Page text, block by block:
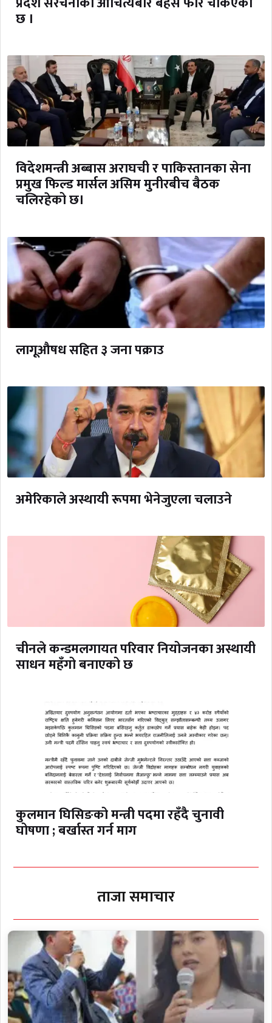
छ ।
विदेशमन्त्री अब्बास अराघची र पाकिस्तानका सेना
प्रमुख फिल्ड मार्सल असिम मुनीरबीच बैठक
चलिरहेको छ।
लागूऔषध सहित ३ जना पक्राउ
अमेरिकाले अस्थायी रूपमा भेनेजुएला चलाउने
चीनले कन्डमलगायत परिवार नियोजनका अस्थायी
साधन महँगो बनाएको छ
कुलमान घिसिङको मन्त्री पदमा रहँदै चुनावी
घोषणा ; बर्खास्त गर्न माग
ताजा समाचार